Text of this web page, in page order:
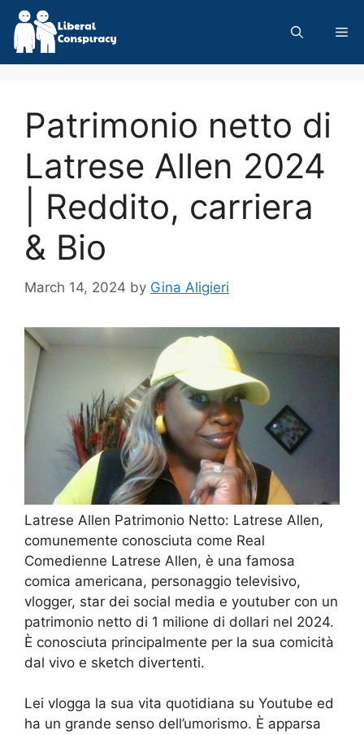
Skip
content
Patrimonio netto di
Latrese Allen 2024
| Reddito, carriera
& Bio
March 14, 2024 by Gina Aligieri
Latrese Allen Patrimonio Netto: Latrese Allen,
comunemente conosciuta come Real
Comedienne Latrese Allen, è una famosa
comica americana, personaggio televisivo,
vlogger, star dei social media e youtuber con un
patrimonio netto di 1 milione di dollari nel 2024.
È conosciuta principalmente per la sua comicità
dal vivo e sketch divertenti.
Lei vlogga la sua vita quotidiana su Youtube ed
ha un grande senso dell’umorismo. È apparsa